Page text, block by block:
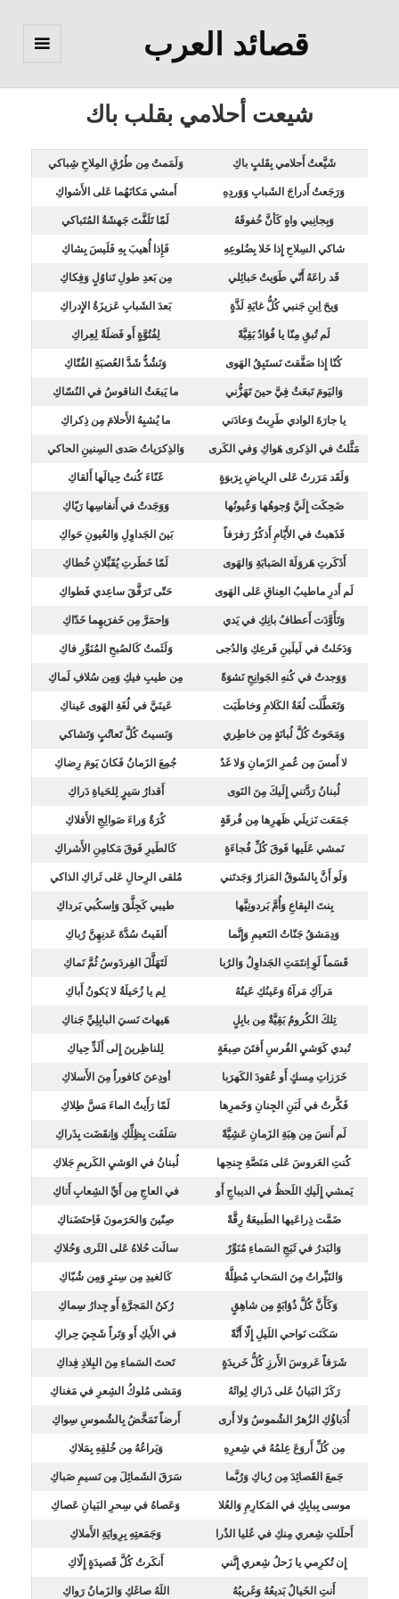
قصائد العرب
شيعت أحلامي بقلب باك
شَيَّعتُ أَحلامي بِقَلبٍ باكِ وَلَمَمتُ مِن طُرُقِ المِلاحِ شِباكي
وَرَجَعتُ أَدراجَ الشَبابِ وَوَردِهِ أَمشي مَكانَهُما عَلى الأَشواكِ
وَبِجانِبي واهٍ كَأنَّ خُفوقَهُ لَمّا تَلَفَّتَ جَهشَةُ المُتَباكي
شاكي السِلاحِ إِذا خَلا بِضُلوعِهِ فَإِذا أُهيبَ بِهِ فَلَيسَ بِشاكِ
قَد راعَهُ أَنّي طَوَيتُ حَبائِلي مِن بَعدِ طولِ تَناوُلٍ وَفِكاكِ
وَيحَ اِبنِ جَنبي كُلُّ غايَةِ لَذَّةٍ بَعدَ الشَبابِ عَزيزَةُ الإِدراكِ
لَم تُبقِ مِنّا يا فُؤادُ بَقِيَّةً لِفُتُوَّةٍ أَو فَضلَةٌ لِعِراكِ
كُنّا إِذا صَفَّقتَ نَستَبِقُ الهَوى وَنَشُدُّ شَدَّ العُصبَةِ الفُتّاكِ
وَاليَومَ تَبعَثُ فِيَّ حينَ تَهَزُّني ما يَبعَثُ الناقوسُ في النُسّاكِ
يا جارَةَ الوادي طَرِبتُ وَعادَني ما يُشبِهُ الأَحلامَ مِن ذِكراكِ
مَثَّلتُ في الذِكرى هَواكِ وَفي الكَرى وَالذِكرَياتُ صَدى السِنينِ الحاكي
وَلَقَد مَرَرتُ عَلى الرِياضِ بِرَبوَةٍ غَنّاءَ كُنتُ حِيالَها أَلقاكِ
ضَحِكَت إِلَيَّ وُجوهُها وَعُيونُها وَوَجَدتُ في أَنفاسِها رَيّاكِ
فَذَهبتُ في الأَيّامِ أَذكُرُ رَفرَفاً بَينَ الجَداوِلِ وَالعُيونِ حَواكِ
أَذَكَرتِ هَروَلَةَ الصَبابَةِ وَالهَوى لَمّا خَطَرتِ يُقَبِّلانِ خُطاكِ
لَم أَدرِ ماطيبُ العِناقِ عَلى الهَوى حَتّى تَرَفَّقَ ساعِدي فَطواكِ
وَتَأَوَّدَت أَعطافُ بانِكِ في يَدي وَاِحمَرَّ مِن خَفرَيهِما خَدّاكِ
وَدَخَلتُ في لَيلَينِ فَرعِكِ وَالدُجى وَلَثَمتُ كَالصُبحِ المُنَوِّرِ فاكِ
وَوَجدتُ في كُنهِ الجَوانِحِ نَشوَةً مِن طيبِ فيكِ وَمِن سُلافِ لَماكِ
وَتَعَطَّلَت لُغَةُ الكَلامِ وَخاطَبَت عَينَيَّ في لُغَةِ الهَوى عَيناكِ
وَمَحَوتُ كُلَّ لُبانَةٍ مِن خاطِري وَنَسيتُ كُلَّ تَعاتُبٍ وَتَشاكي
لا أَمسَ مِن عُمرِ الزَمانِ وَلا غَدٌ جُمِعَ الزَمانُ فَكانَ يَومَ رِضاكِ
لُبنانُ رَدَّتني إِلَيكَ مِنَ النَوى أَقدارُ سَيرٍ لِلحَياةِ دَراكِ
جَمَعَت نَزيلَي ظَهرِها مِن فُرقَةٍ كُرَةٌ وَراءَ صَوالِجِ الأَفلاكِ
نَمشي عَلَيها فَوقَ كُلِّ فُجاءَةٍ كَالطَيرِ فَوقَ مَكامِنِ الأَشراكِ
وَلَو أَنَّ بِالشَوقُ المَزارُ وَجَدتَني مُلقى الرِحالِ عَلى ثَراكِ الذاكي
بِنتَ البِقاعِ وَأُمَّ بَردونِيَّها طيبي كَجِلَّقَ وَاِسكُبي بَرداكِ
وَدِمَشقُ جَنّاتُ النَعيمِ وَإِنَّما أَلفَيتُ سُدَّةَ عَدنِهِنَّ رُباكِ
قَسَماً لَوِ اِنتَمَتِ الجَداوِلُ وَالرُبا لَتَهَلَّلَ الفِردَوسُ ثُمَّ نَماكِ
مَرآكِ مَرآهُ وَعَينُكِ عَينُهُ لِم يا زُحَيلَةُ لا يَكونُ أَباكِ
تِلكَ الكُرومُ بَقِيَّةٌ مِن بابِلٍ هَيهاتَ نَسيَ البابِلِيِّ جَناكِ
تُبدي كَوَشيِ الفُرسِ أَفتَنَ صِبغَةٍ لِلناظِرينَ إِلى أَلَذِّ حِياكِ
خَرَزاتِ مِسكٍ أَو عُقودَ الكَهرَبا أودِعنَ كافوراً مِنَ الأَسلاكِ
فَكَّرتُ في لَبَنِ الجِنانِ وَخَمرِها لَمّا رَأَيتُ الماءَ مَسَّ طِلاكِ
لَم أَنسَ مِن هِبَةِ الزَمانِ عَشِيَّةً سَلَفَت بِظِلِّكِ وَاِنقَضَت بِذَراكِ
كُنتِ العَروسَ عَلى مَنَصَّةِ جِنحِها لُبنانُ في الوَشيِ الكَريمِ جَلاكِ
يَمشي إِلَيكِ اللَحظُ في الديباجِ أَو في العاجِ مِن أَيِّ الشِعابِ أَتاكِ
ضَمَّت ذِراعَيها الطَبيعَةُ رِقَّةً صِنّينَ وَالحَرَمونَ فَاِحتَضَناكِ
وَالبَدرُ في ثَبَجِ السَماءِ مُنَوِّرٌ سالَت حُلاهُ عَلى الثَرى وَحُلاكِ
وَالنَيِّراتُ مِنَ السَحابِ مُطِلَّةٌ كَالغيدِ مِن سِترٍ وَمِن شُبّاكِ
وَكَأَنَّ كُلَّ ذُؤابَةٍ مِن شاهِقٍ رُكنُ المَجرَّةِ أَو جِدارُ سِماكِ
سَكَنَت نَواحي اللَيلِ إِلّا أَنَّةً في الأَيكِ أَو وَتَراً شَجِيَ حِراكِ
شَرَفاً عَروسَ الأَرزِ كُلُّ خَريدَةٍ تَحتَ السَماءِ مِنَ البِلادِ فِداكِ
رَكَزَ البَيانُ عَلى ذَراكِ لِوائَهُ وَمَشى مُلوكُ الشِعرِ في مَغناكِ
أُدَباؤُكِ الزُهرُ الشُموسُ وَلا أَرى أَرضاً تَمَخَّضُ بِالشُموسِ سِواكِ
مِن كُلِّ أَروَعَ عِلمُهُ في شِعرِهِ وَيَراعُهُ مِن خُلقِهِ بِمَلاكِ
جَمعَ القَصائِدَ مِن رُباكِ وَرُبَّما سَرَقَ الشَمائِلَ مِن نَسيمِ صَباكِ
موسى بِبابِكِ في المَكارِمِ وَالعُلا وَعَصاهُ في سِحرِ البَيانِ عَصاكِ
أَحلَلتِ شِعري مِنكِ في عُليا الذُرا وَجَمَعتِهِ بِرِوايَةِ الأَملاكِ
إِن تُكرِمي يا زَحلُ شِعري إِنَّني أَنكَرتُ كُلَّ قَصيدَةٍ إِلّاكِ
أَنتِ الخَيالُ بَديعُهُ وَغَريبُهُ اللَهُ صاغَكِ وَالزَمانُ رَواكِ